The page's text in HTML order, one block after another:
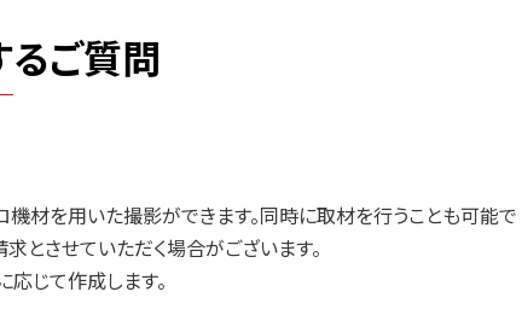
ご質問
機材を用いた撮影ができます。同時に取材を行うことも可能で
とさせていただく場合がございます。
じて作成します。